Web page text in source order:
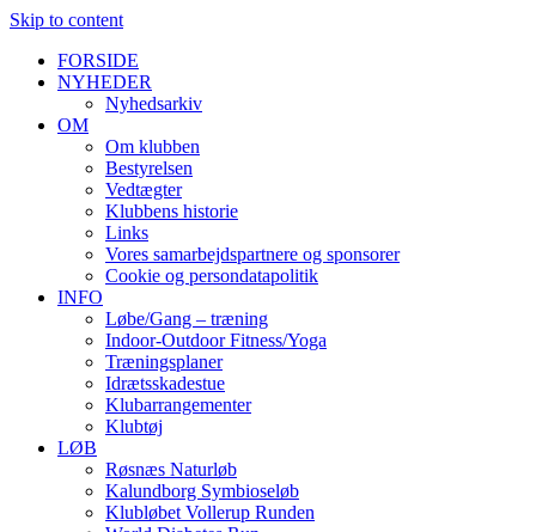
Skip to content
FORSIDE
NYHEDER
Nyhedsarkiv
OM
Om klubben
Bestyrelsen
Vedtægter
Klubbens historie
Links
Vores samarbejdspartnere og sponsorer
Cookie og persondatapolitik
INFO
Løbe/Gang – træning
Indoor-Outdoor Fitness/Yoga
Træningsplaner
Idrætsskadestue
Klubarrangementer
Klubtøj
LØB
Røsnæs Naturløb
Kalundborg Symbioseløb
Klubløbet Vollerup Runden